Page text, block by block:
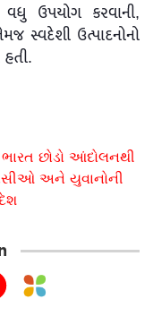
વધુ ઉપયોગ કરવાની,
સ્વદેશી ઉત્પાદનોનો
છોડો આંદોલનથી
અને યુવાનોની